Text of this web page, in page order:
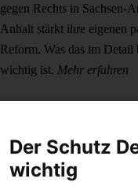
gegen Rechts in Sachsen-
Anhalt stärkt ihre eigenen
Reform. Was das im Detail
wichtig ist. Mehr erfahren
Der Schutz
wichtig